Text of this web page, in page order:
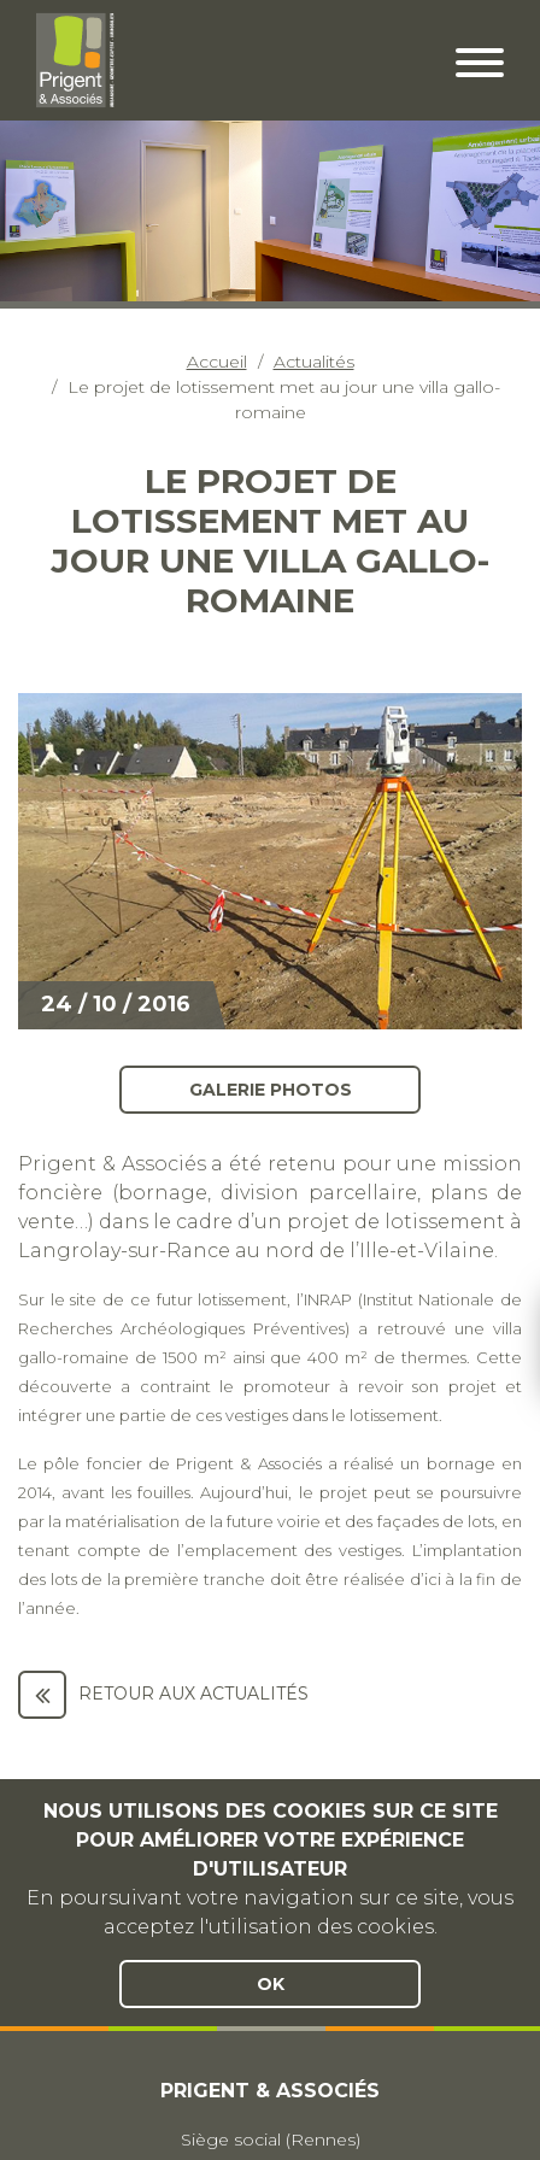
Accueil
Actualités
Le projet de lotissement met au jour une villa gallo-
romaine
LE PROJET DE
LOTISSEMENT MET AU
JOUR UNE VILLA GALLO-
ROMAINE
24 / 10 / 2016
GALERIE PHOTOS
Prigent & Associés a été retenu pour une mission
foncière (bornage, division parcellaire, plans de
vente…) dans le cadre d’un projet de lotissement à
Langrolay-sur-Rance au nord de l’Ille-et-Vilaine.
Sur le site de ce futur lotissement, l’INRAP (Institut Nationale de
Recherches Archéologiques Préventives) a retrouvé une villa
gallo-romaine de 1500 m² ainsi que 400 m² de thermes. Cette
découverte a contraint le promoteur à revoir son projet et
intégrer une partie de ces vestiges dans le lotissement.
Le pôle foncier de Prigent & Associés a réalisé un bornage en
2014, avant les fouilles. Aujourd’hui, le projet peut se poursuivre
par la matérialisation de la future voirie et des façades de lots, en
tenant compte de l’emplacement des vestiges. L’implantation
des lots de la première tranche doit être réalisée d’ici à la fin de
l’année.
RETOUR AUX ACTUALITÉS
NOUS UTILISONS DES COOKIES SUR CE SITE
POUR AMÉLIORER VOTRE EXPÉRIENCE
D'UTILISATEUR
En poursuivant votre navigation sur ce site, vous
acceptez l'utilisation des cookies.
OK
PRIGENT & ASSOCIÉS
Siège social (Rennes)